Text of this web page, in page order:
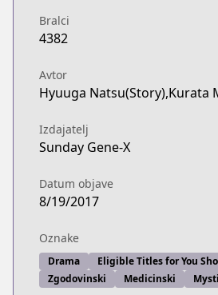
Bralci
4382
Avtor
Hyuuga Natsu(Story),Kurata
Izdajatelj
Sunday Gene-X
Datum objave
8/19/2017
Oznake
Drama
Eligible Titles for You
Zgodovinski
Medicinski